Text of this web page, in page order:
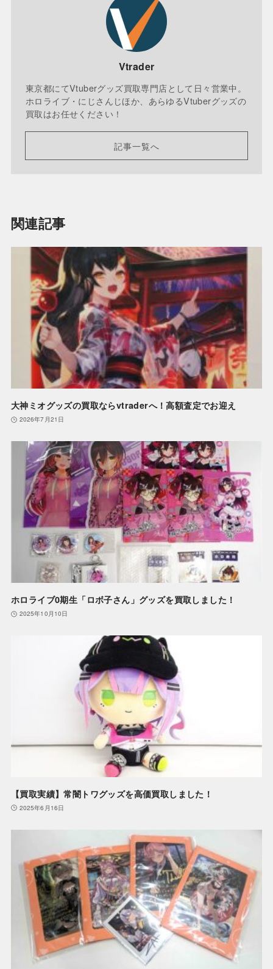
Vtrader
東京都にてVtuberグッズ買取専門店として日々営業中。
ホロライブ・にじさんじほか、あらゆるVtuberグッズの
買取はお任せください！
記事一覧へ
関連記事
大神ミオグッズの買取ならvtraderへ！高額査定でお迎え
2026年7月21日
ホロライブ0期生「ロボ子さん」グッズを買取しました！
2025年10月10日
【買取実績】常闇トワグッズを高価買取しました！
2025年6月16日